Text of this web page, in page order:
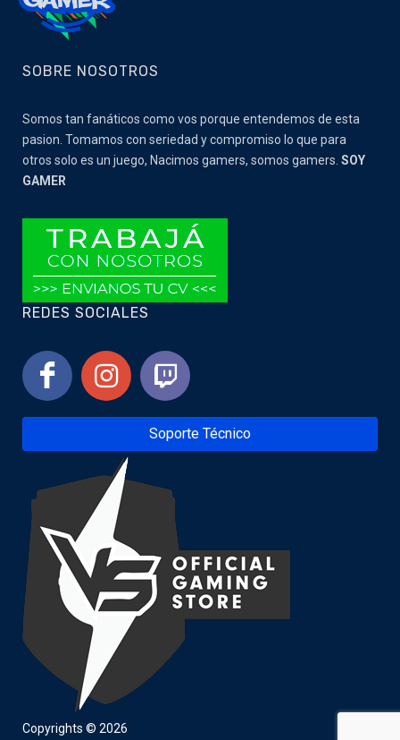
SOBRE NOSOTROS
Somos tan fanáticos como vos porque entendemos de esta
pasion. Tomamos con seriedad y compromiso lo que para
otros solo es un juego, Nacimos gamers, somos gamers. SOY
GAMER
REDES SOCIALES
Soporte Técnico
Copyrights © 2026